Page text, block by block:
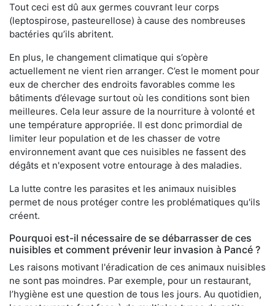
Tout ceci est dû aux germes couvrant leur corps
(leptospirose, pasteurellose) à cause des nombreuses
bactéries qu’ils abritent.
En plus, le changement climatique qui s’opère
actuellement ne vient rien arranger. C’est le moment pour
eux de chercher des endroits favorables comme les
bâtiments d’élevage surtout où les conditions sont bien
meilleures. Cela leur assure de la nourriture à volonté et
une température appropriée. Il est donc primordial de
limiter leur population et de les chasser de votre
environnement avant que ces nuisibles ne fassent des
dégâts et n'exposent votre entourage à des maladies.
La lutte contre les parasites et les animaux nuisibles
permet de nous protéger contre les problématiques qu'ils
créent.
Pourquoi est-il nécessaire de se débarrasser de ces
nuisibles et comment prévenir leur invasion à Pancé ?
Les raisons motivant l'éradication de ces animaux nuisibles
ne sont pas moindres. Par exemple, pour un restaurant,
l’hygiène est une question de tous les jours. Au quotidien,